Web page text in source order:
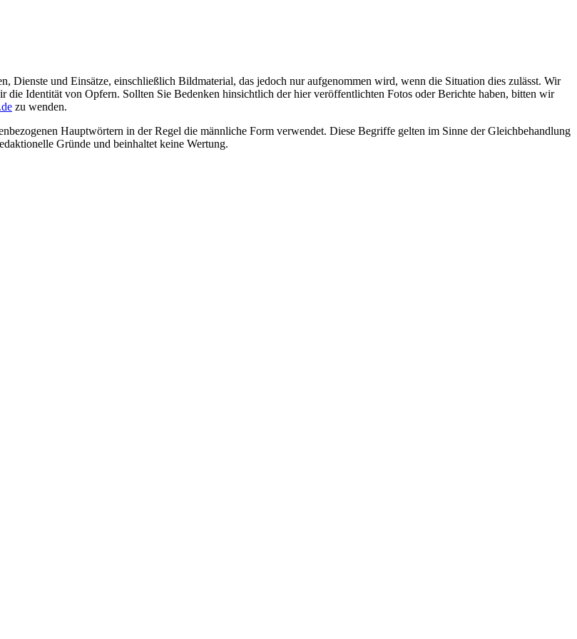
Dienste und Einsätze, einschließlich Bildmaterial, das jedoch nur aufgenommen wird, wenn die Situation dies zulässt. Wir
die Identität von Opfern. Sollten Sie Bedenken hinsichtlich der hier veröffentlichten Fotos oder Berichte haben, bitten wir
zu wenden.
Hauptwörtern in der Regel die männliche Form verwendet. Diese Begriffe gelten im Sinne der Gleichbehandlung
Gründe und beinhaltet keine Wertung.